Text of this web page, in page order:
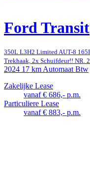
Ford Transit
350L L3H2 Limited AUT-8
Trekhaak, 2x Schuifdeur!! NR.
2024 17 km Automaat Btw
Zakelijke Lease
vanaf € 686,- p.m.
Particuliere Lease
vanaf € 883,- p.m.